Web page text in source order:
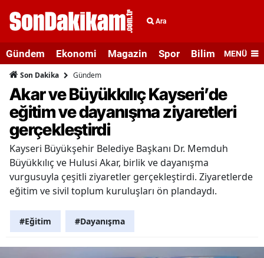
Ara
Gündem Ekonomi Magazin Spor Bilim veMENÜ
Son Dakika Gündem
Akar ve Büyükkılıç Kayseri’de
eğitim ve dayanışma ziyaretleri
gerçekleştirdi
Kayseri Büyükşehir Belediye Başkanı Dr. Memduh
Büyükkılıç ve Hulusi Akar, birlik ve dayanışma
vurgusuyla çeşitli ziyaretler gerçekleştirdi. Ziyaretlerde
eğitim ve sivil toplum kuruluşları ön plandaydı.
#Eğitim #Dayanışma